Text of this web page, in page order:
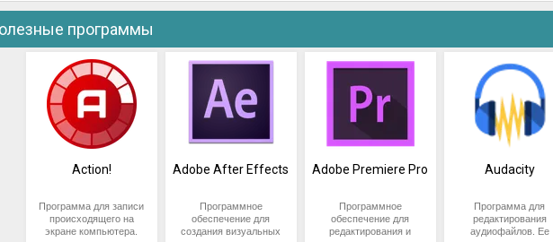
программы
Action!
Программа для записи
происходящего на
экране компьютера.
Adobe After Effects
Программное
обеспечение для
создания визуальных
Adobe Premiere Pro
Программное
обеспечение для
редактирования и
Audacity
Программа для
редактирования
аудиофайлов. Ее